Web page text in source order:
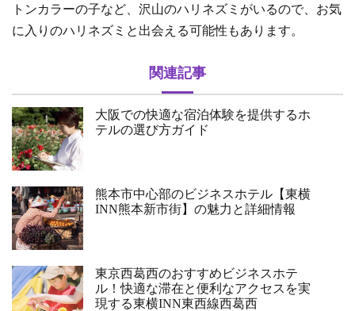
トンカラーの子など、沢山のハリネズミがいるので、お気
に入りのハリネズミと出会える可能性もあります。
関連記事
大阪での快適な宿泊体験を提供するホ
テルの選び方ガイド
熊本市中心部のビジネスホテル【東横
INN熊本新市街】の魅力と詳細情報
東京西葛西のおすすめビジネスホテ
ル！快適な滞在と便利なアクセスを実
現する東横INN東西線西葛西